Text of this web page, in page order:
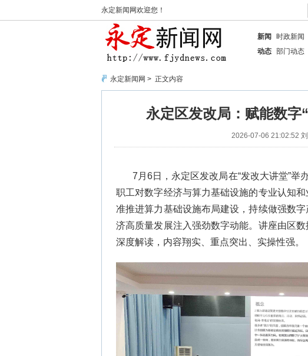
永定新闻网欢迎您！
新闻 时政新闻
动态 部门动态
永定新闻网 > 正文内容
永定区发改局：赋能数字
2026-07-06 21:02:52
7月6日，永定区发改局在“发改大讲堂”举
职工对数字经济与算力基础设施的专业认知
准推进算力基础设施布局建设，持续做强数
济高质量发展注入强劲数字动能。讲座由区
深度解读，内容翔实、重点突出、实操性强。